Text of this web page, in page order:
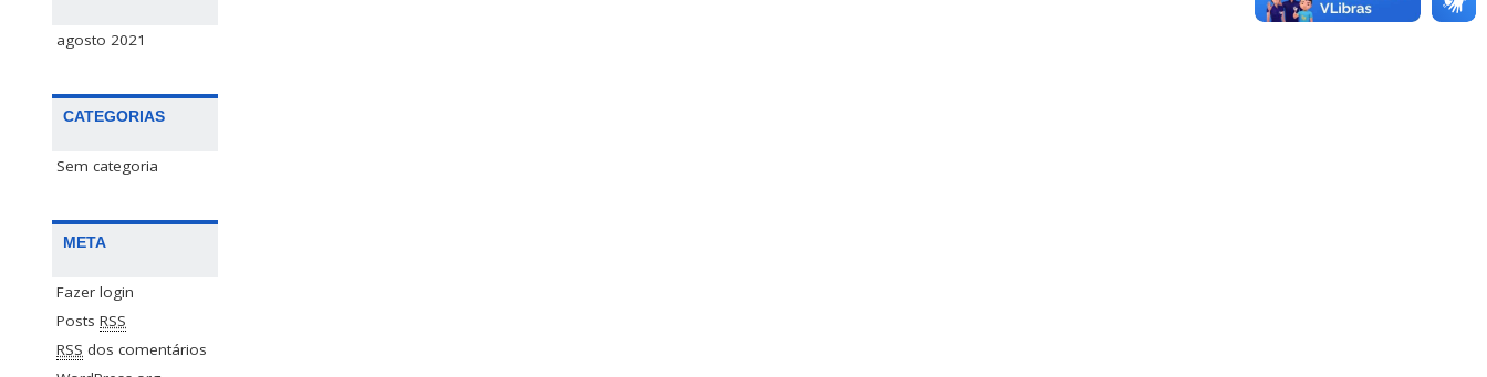
agosto 2021
CATEGORIAS
Sem categoria
META
Fazer login
Posts RSS
RSS dos comentários